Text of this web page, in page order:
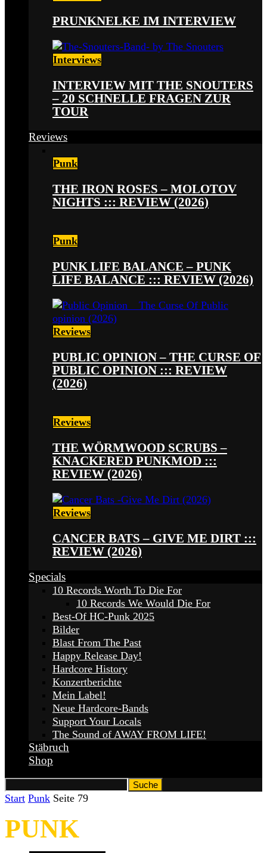
PRUNKNELKE IM INTERVIEW
Interviews
INTERVIEW MIT THE SNOUTERS
– 20 SCHNELLE FRAGEN ZUR
TOUR
Reviews
Punk
THE IRON ROSES – MOLOTOV
NIGHTS ::: REVIEW (2026)
Punk
PUNK LIFE BALANCE – PUNK
LIFE BALANCE ::: REVIEW (2026)
Reviews
PUBLIC OPINION – THE CURSE OF
PUBLIC OPINION ::: REVIEW
(2026)
Reviews
THE WÖRMWOOD SCRUBS –
KNACKERED PUNKMOD :::
REVIEW (2026)
Reviews
CANCER BATS – GIVE ME DIRT :::
REVIEW (2026)
Specials
10 Records Worth To Die For
10 Records We Would Die For
Best-Of HC-Punk 2025
Bilder
Blast From The Past
Happy Release Day!
Hardcore History
Konzertberichte
Mein Label!
Neue Hardcore-Bands
Support Your Locals
The Sound of AWAY FROM LIFE!
Stäbruch
Shop
Start Punk Seite 79
PUNK